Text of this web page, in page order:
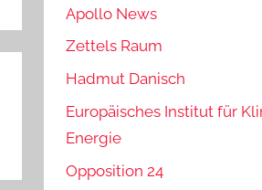
Apollo News
Zettels Raum
Hadmut Danisch
Europäisches Institut für
Energie
Opposition 24